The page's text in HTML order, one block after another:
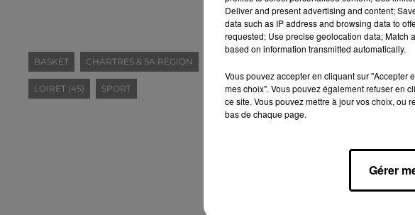
BASKET CHARTRES & SA RÉGION
LOIRET (45) SPORT
Deliver and present advertising and content;
data such as IP address and browsing data to
requested; Use precise geolocation data; Match
based on information transmitted automatically.
Vous pouvez accepter en cliquant sur "Accepter
mes choix". Vous pouvez également refuser en
ce site. Vous pouvez mettre à jour vos choix, ou
bas de chaque page.
Gérer